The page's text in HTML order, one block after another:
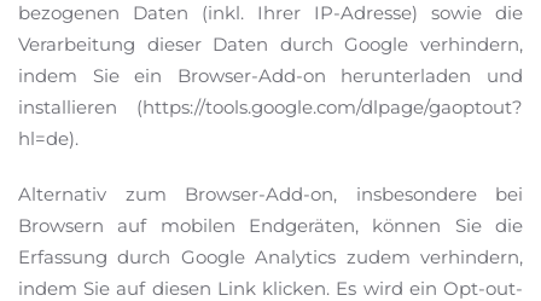
bezogenen Daten (inkl. Ihrer IP-Adresse) sowie die
Verarbeitung dieser Daten durch Google verhindern,
indem Sie ein Browser-Add-on herunterladen und
installieren (https://tools.google.com/dlpage/gaoptout?
hl=de).
Alternativ zum Browser-Add-on, insbesondere bei
Browsern auf mobilen Endgeräten, können Sie die
Erfassung durch Google Analytics zudem verhindern,
indem Sie auf diesen Link klicken. Es wird ein Opt-out-